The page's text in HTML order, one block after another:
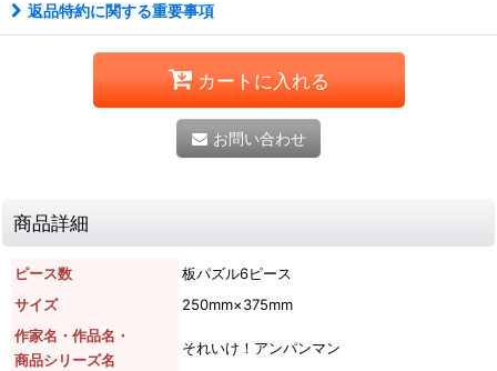
返品特約に関する重要事項
カートに入れる
お問い合わせ
商品詳細
ピース数
板パズル6ピース
サイズ
250mm×375mm
作家名・作品名・
商品シリーズ名
それいけ！アンパンマン